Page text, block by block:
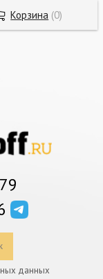
данных
Корзина (0)